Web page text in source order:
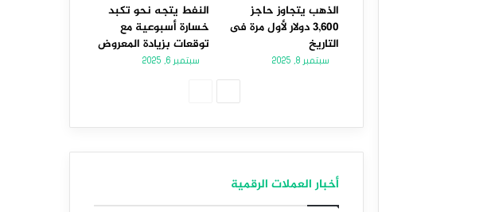
الذهب يتجاوز حاجز
3,600 دولار لأول مرة فى
التاريخ
سبتمبر 8, 2025
النفط يتجه نحو تكبد
خسارة أسبوعية مع
توقعات بزيادة المعروض
سبتمبر 6, 2025
أخبار العملات الرقمية